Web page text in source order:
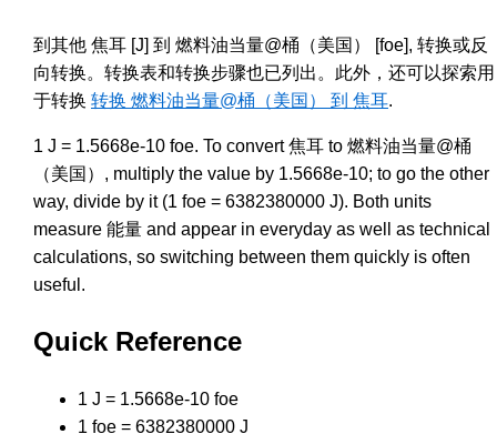
到其他 焦耳 [J] 到 燃料油当量@桶（美国） [foe], 转换或反
向转换。转换表和转换步骤也已列出。此外，还可以探索用
于转换 转换 燃料油当量@桶（美国） 到 焦耳.
1 J = 1.5668e-10 foe. To convert 焦耳 to 燃料油当量@桶
（美国）, multiply the value by 1.5668e-10; to go the other
way, divide by it (1 foe = 6382380000 J). Both units
measure 能量 and appear in everyday as well as technical
calculations, so switching between them quickly is often
useful.
Quick Reference
1 J = 1.5668e-10 foe
1 foe = 6382380000 J